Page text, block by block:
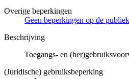
Overige beperkingen
Geen beperkingen op de
Beschrijving
Toegangs- en
(Juridische) gebruiksbeperking